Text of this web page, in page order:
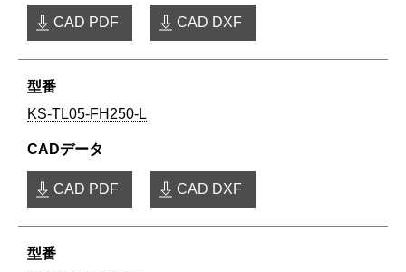
CAD PDF CAD DXF
KS-TL05-FH250-L
CAD PDF CAD DXF